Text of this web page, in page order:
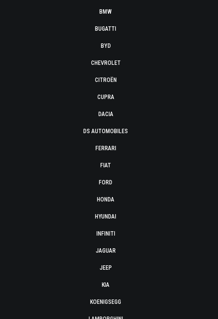
BMW
BUGATTI
BYD
CHEVROLET
CITROËN
CUPRA
DACIA
DS AUTOMOBILES
FERRARI
FIAT
FORD
HONDA
HYUNDAI
INFINITI
JAGUAR
JEEP
KIA
KOENIGSEGG